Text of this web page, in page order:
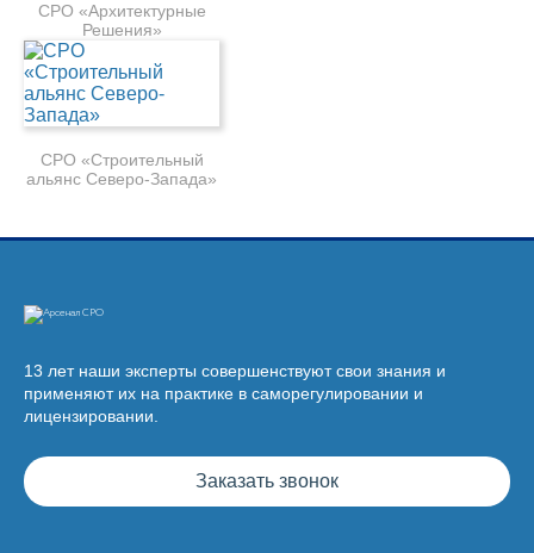
СРО «Архитектурные
Решения»
СРО «Строительный
альянс Северо-Запада»
13 лет наши эксперты совершенствуют свои знания и
применяют их на практике в саморегулировании и
лицензировании.
Заказать звонок